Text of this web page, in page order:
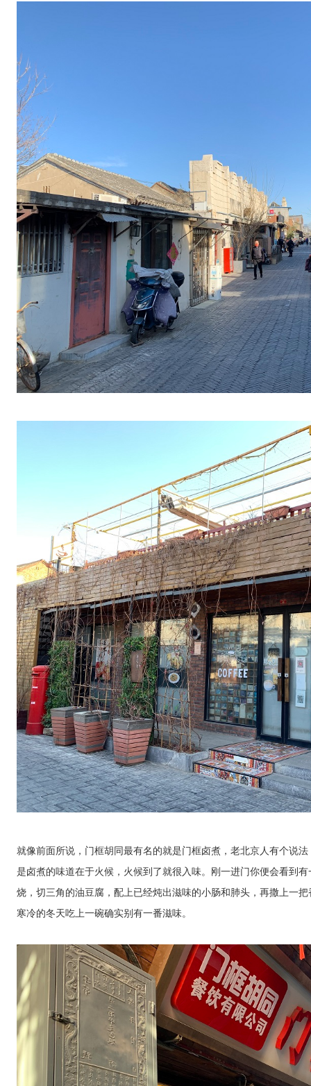
就像前面所说，门框胡同最有名的就是门框卤煮，老北京人有个说
是卤煮的味道在于火候，火候到了就很入味。刚一进门你便会看到
烧，切三角的油豆腐，配上已经炖出滋味的小肠和肺头，再撒上一
寒冷的冬天吃上一碗确实别有一番滋味。